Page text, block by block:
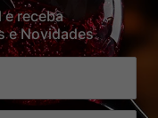
e receba
e Novidades